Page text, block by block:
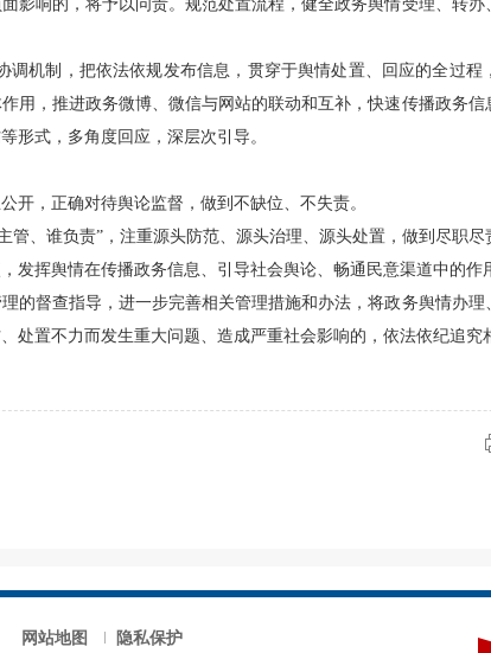
影响的，将予以问责。规范处置流程，健全政务舆情受理、转
机制，把依法依规发布信息，贯穿于舆情处置、回应的全过程
用，推进政务微博、微信与网站的联动和互补，快速传播政务
形式，多角度回应，深层次引导。
开，正确对待舆论监督，做到不缺位、不失责。
管、谁负责”，注重源头防范、源头治理、源头处置，做到尽职尽
发挥舆情在传播政务信息、引导社会舆论、畅通民意渠道中的作
的督查指导，进一步完善相关管理措施和办法，将政务舆情办
置不力而发生重大问题、造成严重社会影响的，依法依纪追究
网站地图 隐私保护